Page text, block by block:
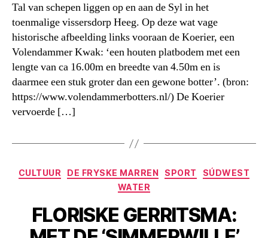
Tal van schepen liggen op en aan de Syl in het
toenmalige vissersdorp Heeg. Op deze wat vage
historische afbeelding links vooraan de Koerier, een
Volendammer Kwak: ‘een houten platbodem met een
lengte van ca 16.00m en breedte van 4.50m en is
daarmee een stuk groter dan een gewone botter’. (bron:
https://www.volendammerbotters.nl/) De Koerier
vervoerde […]
Categorieën
CULTUUR DE FRYSKE MARREN SPORT
SÚDWEST
WATER
FLORISKE GERRITSMA: